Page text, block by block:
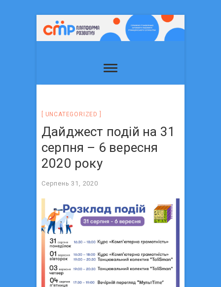
UNCATEGORIZED
Дайджест подій на 31
серпня – 6 вересня
2020 року
Серпень 31, 2020